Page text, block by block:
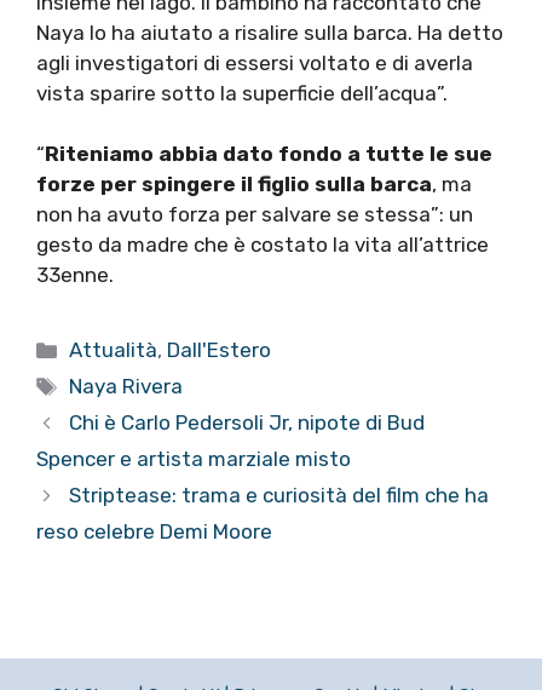
Naya lo ha aiutato a risalire sulla barca. Ha detto
agli investigatori di essersi voltato e di averla
vista sparire sotto la superficie dell’acqua”.
“Riteniamo abbia dato fondo a tutte le sue
forze per spingere il figlio sulla barca, ma
non ha avuto forza per salvare se stessa”: un
gesto da madre che è costato la vita all’attrice
33enne.
Categorie
Attualità, Dall'Estero
Tag
Naya Rivera
Chi è Carlo Pedersoli Jr, nipote di Bud
Spencer e artista marziale misto
Striptease: trama e curiosità del film che ha
reso celebre Demi Moore